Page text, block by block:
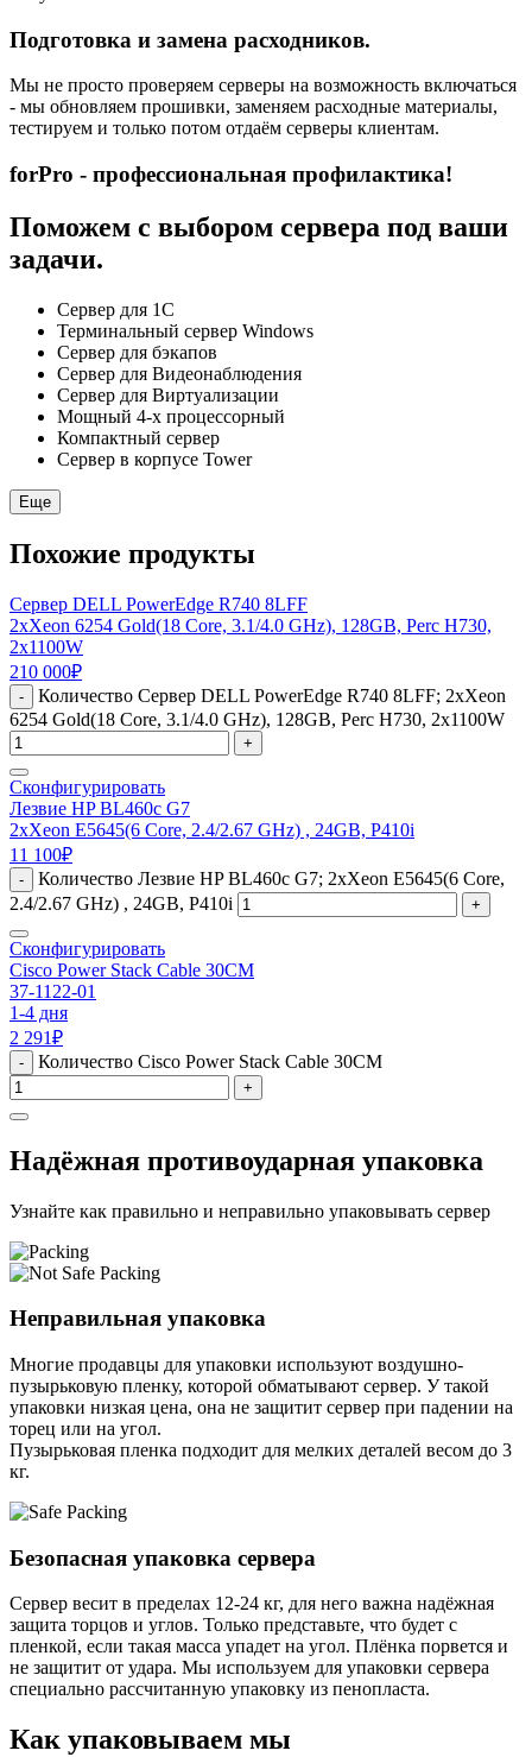
Подготовка и замена расходников.
Мы не просто проверяем серверы на возможность включаться
- мы обновляем прошивки, заменяем расходные материалы,
тестируем и только потом отдаём серверы клиентам.
forPro - профессиональная профилактика!
Поможем с выбором сервера под ваши
задачи.
Сервер для 1С
Терминальный сервер Windows
Сервер для бэкапов
Сервер для Видеонаблюдения
Сервер для Виртуализации
Мощный 4-х процессорный
Компактный сервер
Сервер в корпусе Tower
Еще
Похожие продукты
Сервер DELL PowerEdge R740 8LFF
2xXeon 6254 Gold(18 Core, 3.1/4.0 GHz), 128GB, Perc H730,
2x1100W
210 000₽
-
Количество Сервер DELL PowerEdge R740 8LFF; 2xXeon
6254 Gold(18 Core, 3.1/4.0 GHz), 128GB, Perc H730, 2x1100W
+
Сконфигурировать
Лезвие HP BL460c G7
2xXeon E5645(6 Core, 2.4/2.67 GHz) , 24GB, P410i
11 100₽
-
Количество Лезвие HP BL460c G7; 2xXeon E5645(6 Core,
2.4/2.67 GHz) , 24GB, P410i
+
Сконфигурировать
Cisco Power Stack Cable 30CM
37-1122-01
1-4 дня
2 291₽
- Количество Cisco Power Stack Cable 30CM
+
Надёжная противоударная упаковка
Узнайте как правильно и неправильно упаковывать сервер
Неправильная упаковка
Многие продавцы для упаковки используют воздушно-
пузырьковую пленку, которой обматывают сервер. У такой
упаковки низкая цена, она не защитит сервер при падении на
торец или на угол.
Пузырьковая пленка подходит для мелких деталей весом до 3
кг.
Безопасная упаковка сервера
Сервер весит в пределах 12-24 кг, для него важна надёжная
защита торцов и углов. Только представьте, что будет с
пленкой, если такая масса упадет на угол. Плёнка порвется и
не защитит от удара. Мы используем для упаковки сервера
специально расcчитанную упаковку из пенопласта.
Как упаковываем мы